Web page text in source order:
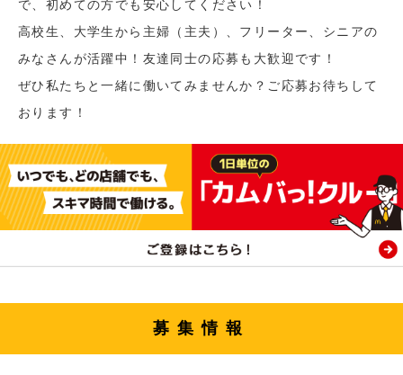
で、初めての方でも安心してください！
高校生、大学生から主婦（主夫）、フリーター、シニアの
みなさんが活躍中！友達同士の応募も大歓迎です！
ぜひ私たちと一緒に働いてみませんか？ご応募お待ちして
おります！
募集情報